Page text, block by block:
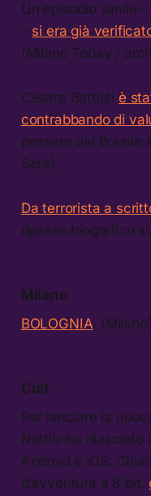
Un episodio simile
– si era già
(Milano Today /
Cesare Battisti è
contrabbando di
passare dal Brasile
Sera)
Da terrorista a
ripasso biografico
Milano
BOLOGNIA.
Cult
Per lanciare la
Netflix ha rilasciato
Android e iOS.
d’avventura a 8 bit,